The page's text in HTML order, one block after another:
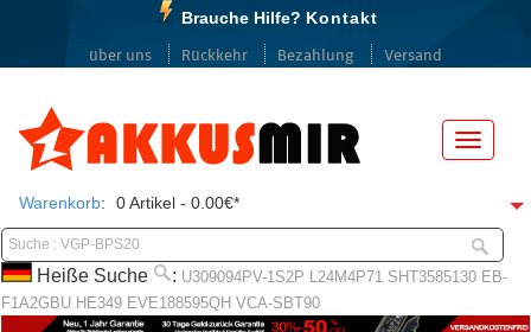
Brauche Hilfe? Kontakt
über uns
Rückkehr Bezahlung Versand
Menü
Warenkorb: 0 Artikel - 0.00€*
Heiße Suche : U309094PV-1S2P L24M4P71 SHT3585130 EB-
F1A2GBU HE349 EVE188595QH VCA-SBT90